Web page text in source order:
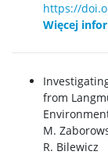
https://
Więcej
from
M.
R. Bilewicz